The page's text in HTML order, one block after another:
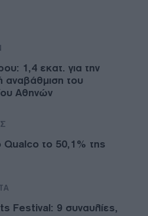
1,4 εκατ. για την
αναβάθμιση του
Αθηνών
Qualco το 50,1% της
Festival: 9 συναυλίες,